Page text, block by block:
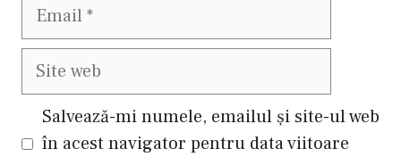
Email
Site
web
Salvează-mi numele, emailul și site-ul web
în acest navigator pentru data viitoare